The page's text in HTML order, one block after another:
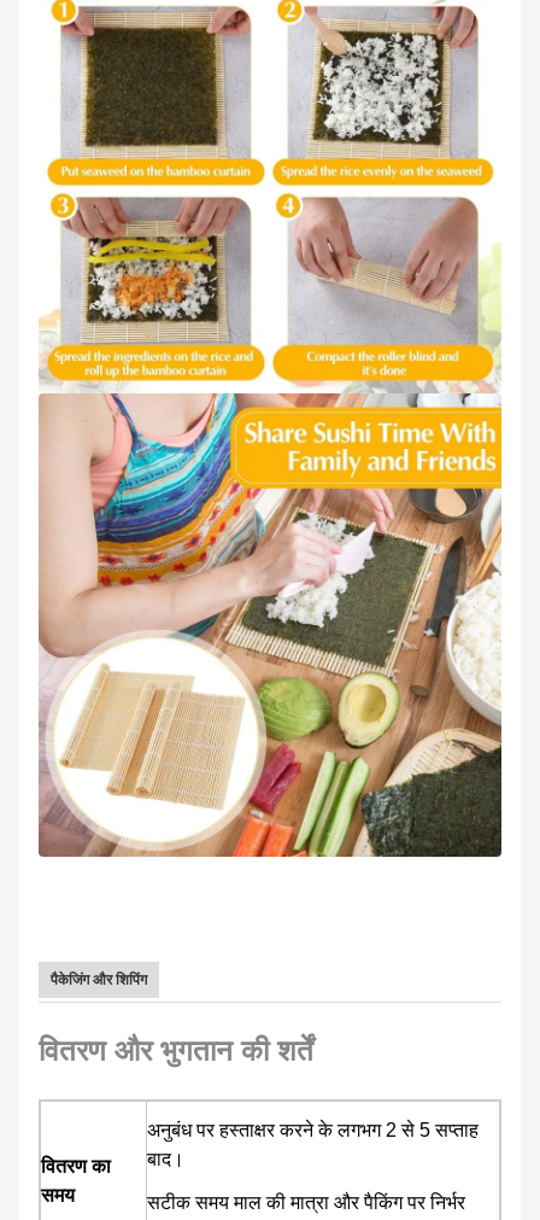
पैकेजिंग और शिपिंग
वितरण और भुगतान की शर्तें
वितरण का
समय
अनुबंध पर हस्ताक्षर करने के लगभग 2 से 5 सप्ताह
बाद।
सटीक समय माल की मात्रा और पैकिंग पर निर्भर